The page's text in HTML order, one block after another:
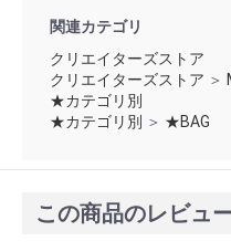
関連カテゴリ
クリエイターズストア
クリエイターズストア ＞
★カテゴリ別
★カテゴリ別 ＞ ★BAG
この商品のレビュ